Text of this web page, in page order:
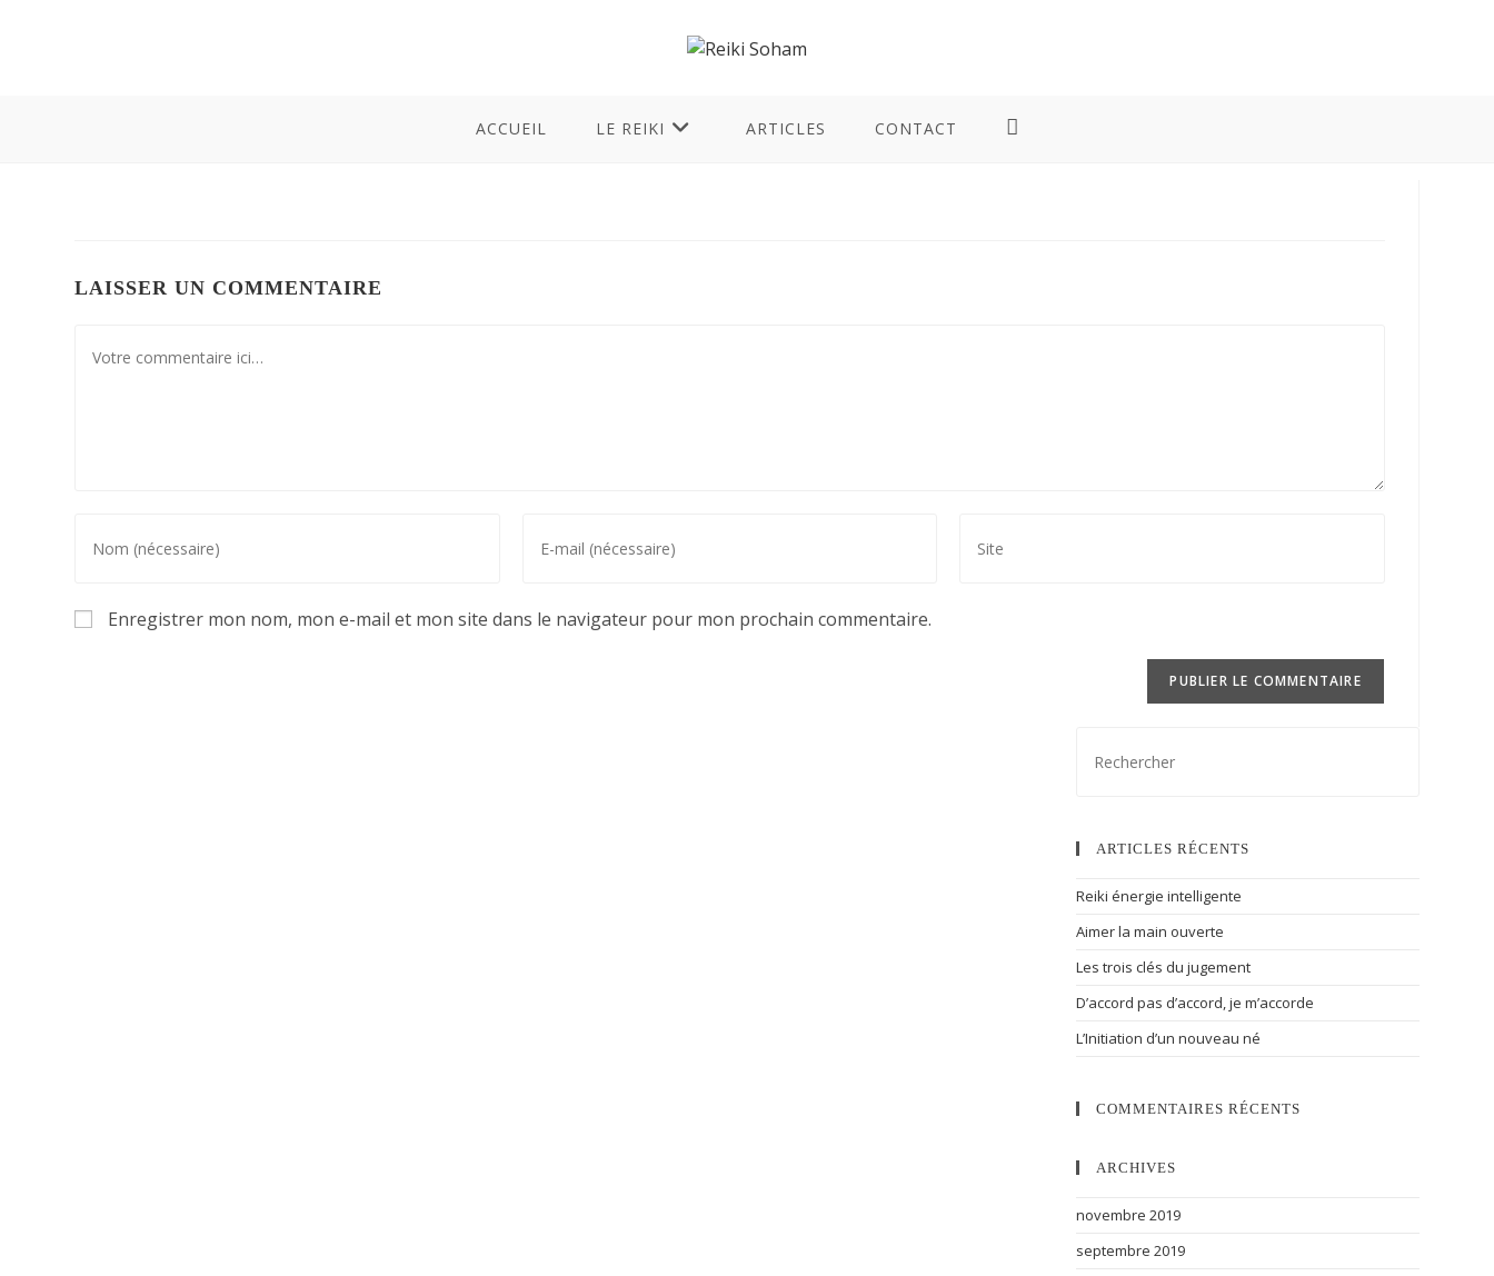
ACCUEIL LE REIKI ARTICLES CONTACT
LAISSER UN COMMENTAIRE
Enregistrer mon nom, mon e-mail et mon site dans le navigateur pour mon prochain commentaire.
ARTICLES RÉCENTS
Reiki énergie intelligente
Aimer la main ouverte
Les trois clés du jugement
D’accord pas d’accord, je m’accorde
L’Initiation d’un nouveau né
COMMENTAIRES RÉCENTS
ARCHIVES
novembre 2019
septembre 2019